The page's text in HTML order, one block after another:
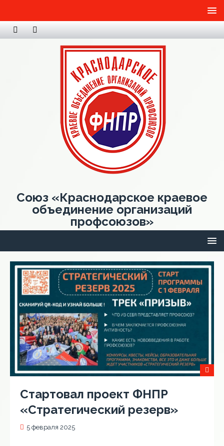
Союз «Краснодарское краевое
объединение организаций
профсоюзов»
Стартовал проект ФНПР
«Стратегический резерв»
5 февраля 2025